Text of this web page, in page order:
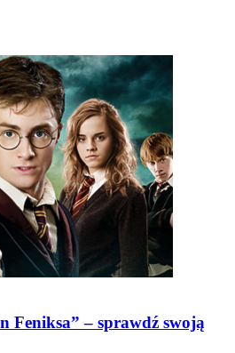
Feniksa” – sprawdź swoją